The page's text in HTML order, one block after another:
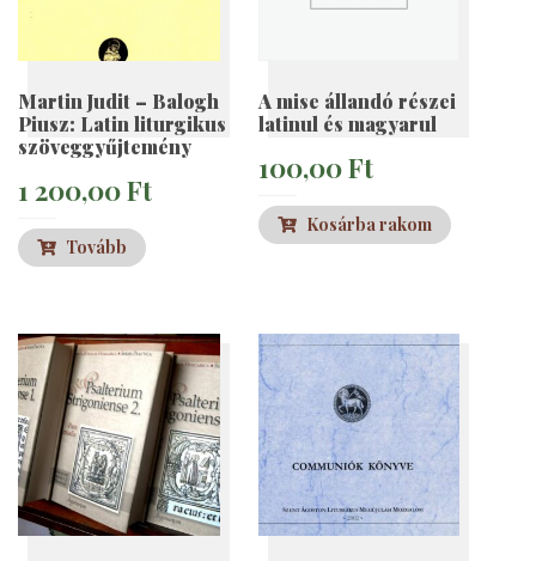
Martin Judit – Balogh
Piusz: Latin liturgikus
szöveggyűjtemény
1 200,00Ft
Tovább
A mise állandó részei
latinul és magyarul
100,00Ft
Kosárba rakom